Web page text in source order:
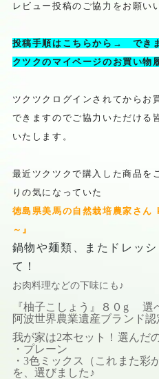
レビュー投稿のご協力をお願い
投稿手順はこちらから→ でき
クツクのマイページのお買い物
ツクツクログインされてからお
できますのでご協力いただける
いたします。
最近ツクツクで購入した商品を
りの気になっていた
徳島県美馬の自然栽培農家さ
～』
鍋物や麺類、またドレッ
て！
お肉料理などの下味にも♪
『柚子こしょう』８０g
阿波世界農業遺産ブランド認
我が家は2本セット！選んだ
・プレーン
・3色ミックス（これまた彩
を、選びました♪